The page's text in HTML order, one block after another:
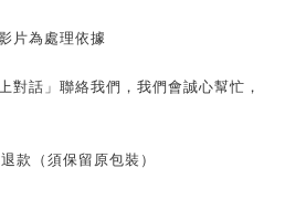
片為處理依據
對話」聯絡我們，我們會誠心幫忙，
款（須保留原包裝）